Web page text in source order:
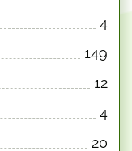
4
149
12
4
20